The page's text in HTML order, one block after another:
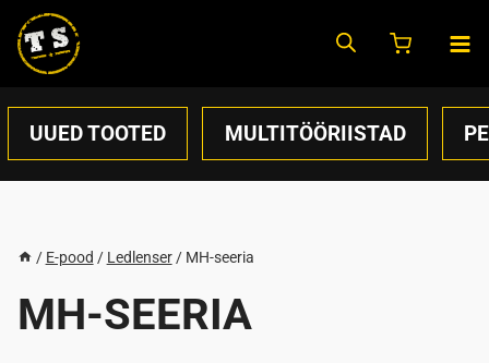
content
UUED TOOTED MULTITÖÖRIISTAD
/ E-pood / Ledlenser / MH-seeria
MH-SEERIA